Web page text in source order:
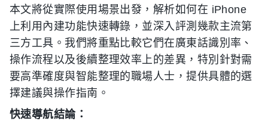
本文將從實際使用場景出發，解析如何在 iPhone
上利用內建功能快速轉錄，並深入評測幾款主流第
三方工具。我們將重點比較它們在廣東話識別率、
操作流程以及後續整理效率上的差異，特別針對需
要高準確度與智能整理的職場人士，提供具體的選
擇建議與操作指南。
快速導航結論：